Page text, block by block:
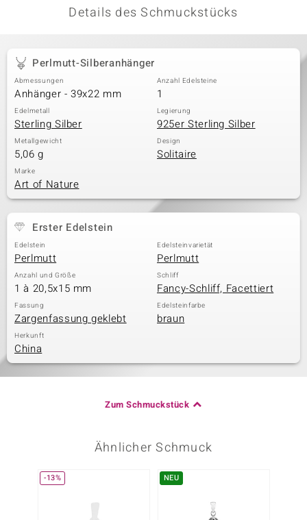
Details des Schmuckstücks
Perlmutt-Silberanhänger
Abmessungen
Anhänger - 39x22 mm
Anzahl Edelsteine
1
Edelmetall
Sterling Silber
Legierung
925er Sterling Silber
Metallgewicht
5,06 g
Design
Solitaire
Marke
Art of Nature
Erster Edelstein
Edelstein
Perlmutt
Edelsteinvarietät
Perlmutt
Anzahl und Größe
1 à 20,5x15 mm
Schliff
Fancy-Schliff, Facettiert
Fassung
Zargenfassung geklebt
Edelsteinfarbe
braun
Herkunft
China
Zum Schmuckstück
Ähnlicher Schmuck
-13% NEU